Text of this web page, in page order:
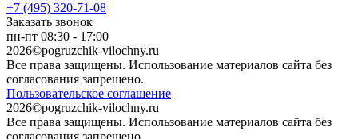
+7 (495) 320-71-08
Заказать звонок
пн-пт 08:30 - 17:00
2026©pogruzchik-vilochny.ru
Все права защищены. Использование материалов сайта без
согласования запрещено.
Пользовательское соглашение
2026©pogruzchik-vilochny.ru
Все права защищены. Использование материалов сайта без